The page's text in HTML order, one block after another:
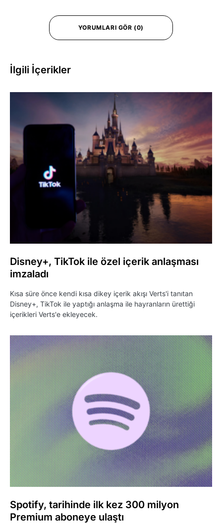
YORUMLARI GÖR (0)
İlgili İçerikler
Disney+, TikTok ile özel içerik anlaşması
imzaladı
Kısa süre önce kendi kısa dikey içerik akışı Verts'i tanıtan
Disney+, TikTok ile yaptığı anlaşma ile hayranların ürettiği
içerikleri Verts'e ekleyecek.
Spotify, tarihinde ilk kez 300 milyon
Premium aboneye ulaştı